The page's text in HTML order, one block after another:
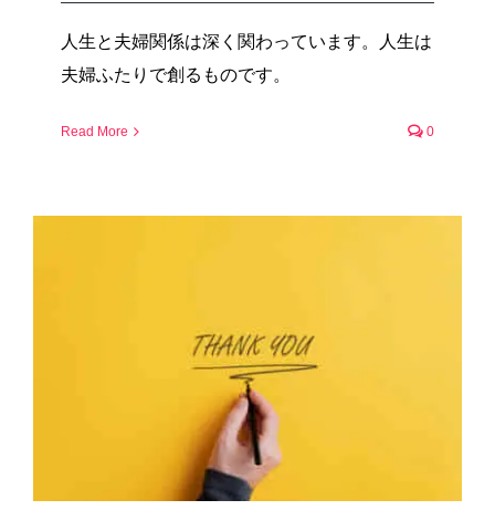
人生と夫婦関係は深く関わっています。人生は
夫婦ふたりで創るものです。
Read More 0